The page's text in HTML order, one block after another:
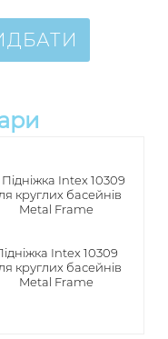
Intex 10309
круглих басейнів
Metal Frame